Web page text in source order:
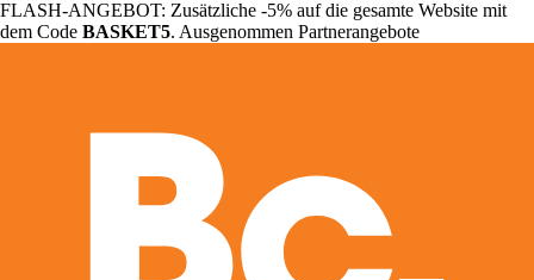
FLASH-ANGEBOT: Zusätzliche -5% auf die gesamte Website mit
dem Code BASKET5. Ausgenommen Partnerangebote